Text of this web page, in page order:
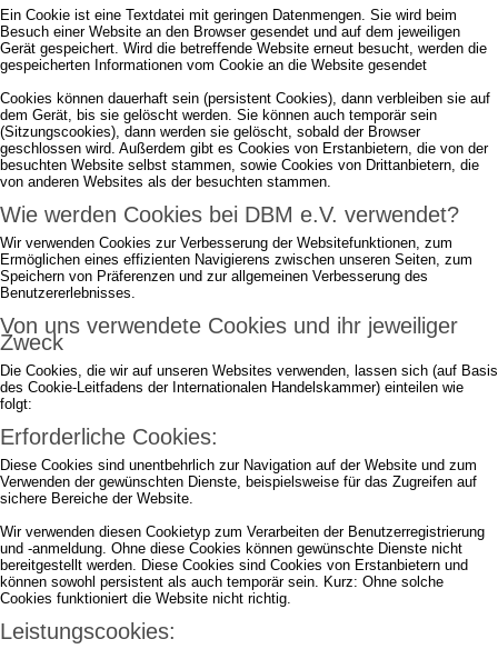
Ein Cookie ist eine Textdatei mit geringen Datenmengen. Sie wird beim
Besuch einer Website an den Browser gesendet und auf dem jeweiligen
Gerät gespeichert. Wird die betreffende Website erneut besucht, werden die
gespeicherten Informationen vom Cookie an die Website gesendet
Cookies können dauerhaft sein (persistent Cookies), dann verbleiben sie auf
dem Gerät, bis sie gelöscht werden. Sie können auch temporär sein
(Sitzungscookies), dann werden sie gelöscht, sobald der Browser
geschlossen wird. Außerdem gibt es Cookies von Erstanbietern, die von der
besuchten Website selbst stammen, sowie Cookies von Drittanbietern, die
von anderen Websites als der besuchten stammen.
Wie werden Cookies bei DBM e.V. verwendet?
Wir verwenden Cookies zur Verbesserung der Websitefunktionen, zum
Ermöglichen eines effizienten Navigierens zwischen unseren Seiten, zum
Speichern von Präferenzen und zur allgemeinen Verbesserung des
Benutzererlebnisses.
Von uns verwendete Cookies und ihr jeweiliger
Zweck
Die Cookies, die wir auf unseren Websites verwenden, lassen sich (auf Basis
des Cookie-Leitfadens der Internationalen Handelskammer) einteilen wie
folgt:
Erforderliche Cookies:
Diese Cookies sind unentbehrlich zur Navigation auf der Website und zum
Verwenden der gewünschten Dienste, beispielsweise für das Zugreifen auf
sichere Bereiche der Website.
Wir verwenden diesen Cookietyp zum Verarbeiten der Benutzerregistrierung
und -anmeldung. Ohne diese Cookies können gewünschte Dienste nicht
bereitgestellt werden. Diese Cookies sind Cookies von Erstanbietern und
können sowohl persistent als auch temporär sein. Kurz: Ohne solche
Cookies funktioniert die Website nicht richtig.
Leistungscookies: